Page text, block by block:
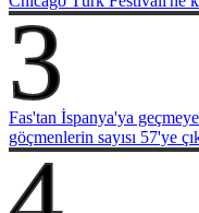
3
Fas'tan İspanya'ya
göçmenlerin sayısı 57'ye